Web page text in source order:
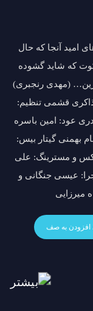
امید آنجا که حال
که شاید گشوده
(مهدی رنجبری)
قشمی تنظیم:
عود: امین باسره
بهمنی گیتار بیس:
و مسترینگ: علی
عیسی جنگانی و
میرزایی
افزودن به صف